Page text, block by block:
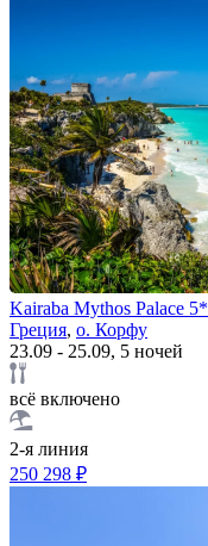
Kairaba Mythos Palace 5*
Греция, о. Корфу
23.09 - 25.09, 5 ночей
всё включено
2-я линия
250 298 ₽